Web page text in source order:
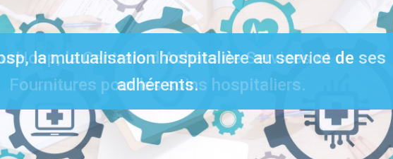
la mutualisation hospitalière au service de ses
adhérents.